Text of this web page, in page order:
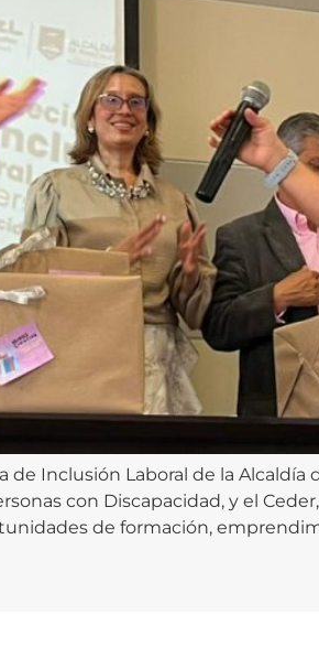
Inclusión Laboral de la Alcaldía
con Discapacidad, y el
de formación,